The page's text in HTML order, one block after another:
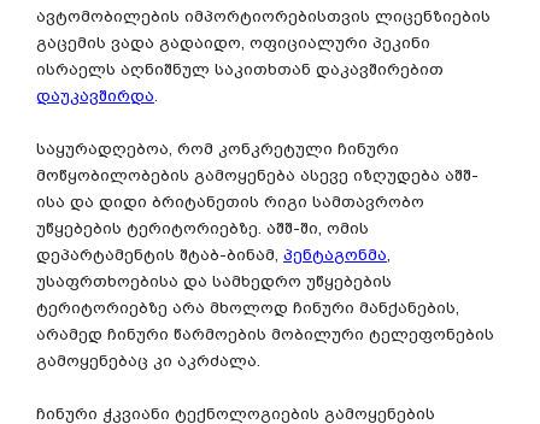
ავტომობილების იმპორტიორებისთვის ლიცენზიების
გაცემის ვადა გადაიდო, ოფიციალური პეკინი
ისრაელს აღნიშნულ საკითხთან დაკავშირებით
დაუკავშირდა.
საყურადღებოა, რომ კონკრეტული ჩინური
მოწყობილობების გამოყენება ასევე იზღუდება აშშ-
ისა და დიდი ბრიტანეთის რიგი სამთავრობო
უწყებების ტერიტორიებზე. აშშ-ში, ომის
დეპარტამენტის შტაბ-ბინამ, პენტაგონმა,
უსაფრთხოებისა და სამხედრო უწყებების
ტერიტორიებზე არა მხოლოდ ჩინური მანქანების,
არამედ ჩინური წარმოების მობილური ტელეფონების
გამოყენებაც კი აკრძალა.
ჩინური ჭკვიანი ტექნოლოგიების გამოყენების